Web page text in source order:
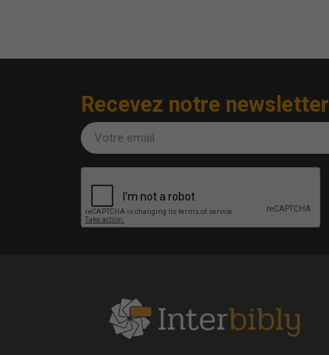
Recevez notre newsletter